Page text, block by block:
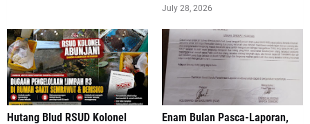
July 28, 2026
‎Hutang Blud RSUD Kolonel
Enam Bulan Pasca-Laporan,